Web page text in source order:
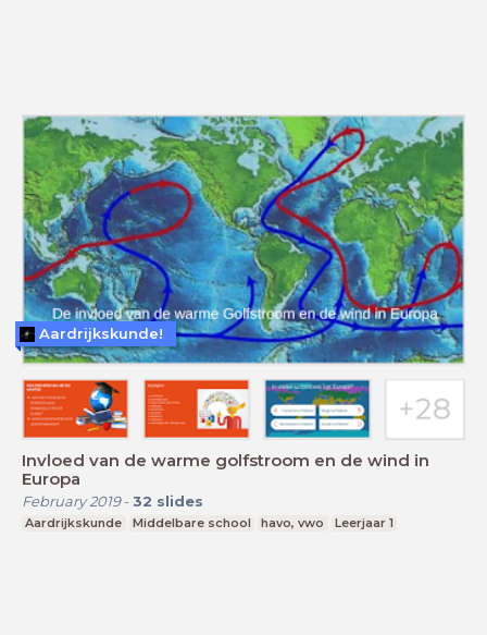
Invloed van de warme golfstroom en de wind in
Europa
February 2019- 32 slides
Aardrijkskunde Middelbare school havo, vwo Leerjaar 1
Aardrijkskunde!